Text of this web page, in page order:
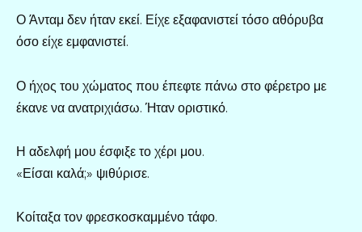
Ο Άνταμ δεν ήταν εκεί. Είχε εξαφανιστεί τόσο αθόρυβα
όσο είχε εμφανιστεί.
Ο ήχος του χώματος που έπεφτε πάνω στο φέρετρο με
έκανε να ανατριχιάσω. Ήταν οριστικό.
Η αδελφή μου έσφιξε το χέρι μου.
«Είσαι καλά;» ψιθύρισε.
Κοίταξα τον φρεσκοσκαμμένο τάφο.